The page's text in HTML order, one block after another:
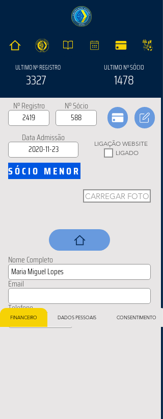
ULTIMO Nº REGISTRO
3327
ULTIMO Nº SÓCIO
1478
Nº Registro Nº Sócio
Data Admissão
LIGAÇÃO WEBSITE
LIGADO
SÓCIO MENOR
CARREGAR FOTO
Nome Completo
Email
Telefone
FINANCEIRO DADOS PESSOAIS CONSENTIMENTO